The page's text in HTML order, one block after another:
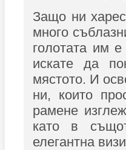
Защо ни
много
голотата им
искате да
мястото. И
ни, които
рамене
като в
елегантна